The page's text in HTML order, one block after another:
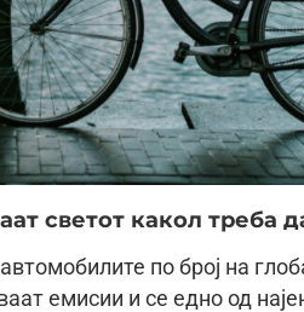
светот какол треба
по број на
емисии и се едно од